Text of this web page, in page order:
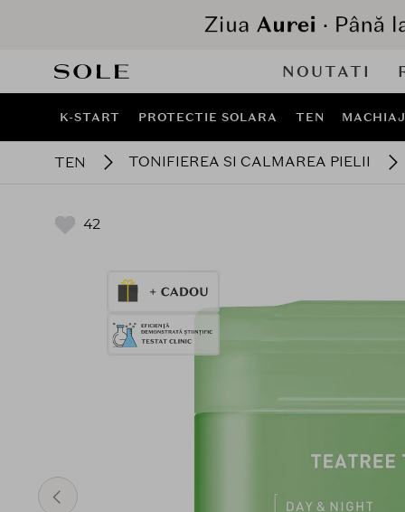
NOUTATI
K-START PROTECTIE SOLARA TEN MACHIAJ
TEN TONIFIEREA SI CALMAREA PIELII
42